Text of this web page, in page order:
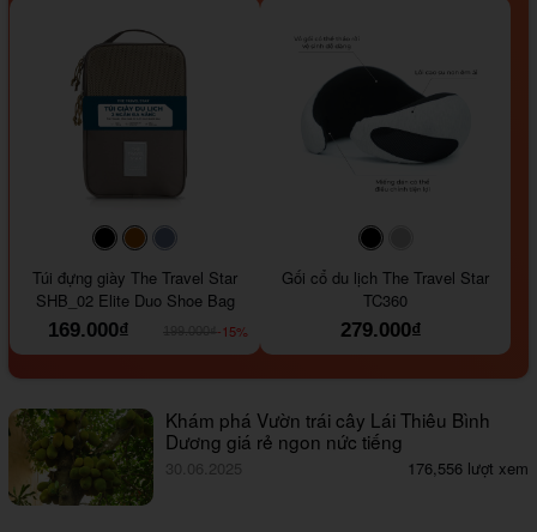
#000000#964B00
Túi đựng giày The Travel Star
SHB_02 Elite Duo Shoe Bag
169.000₫
-15%
#000000
Gối cổ du lịch The Travel Star
TC360
279.000₫
Khám phá Vườn trái cây Lái Thiêu Bình
Dương giá rẻ ngon nức tiếng
30.06.2025 176,556 lượt xem